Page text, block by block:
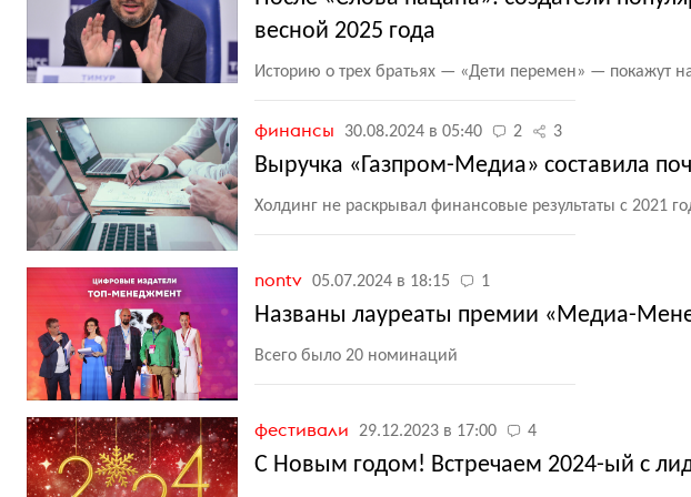
весной 2025 года
Историю о трех братьях — «Дети перемен» — покажут
финансы 30.08.2024 в 05:40 2 3
Выручка «Газпром-Медиа» составила
Холдинг не раскрывал финансовые результаты с 2021
nontv 05.07.2024 в 18:15 1
Названы лауреаты премии «Медиа-
Всего было 20 номинаций
фестивали 29.12.2023 в 17:00 4
С Новым годом! Встречаем 2024-ый с